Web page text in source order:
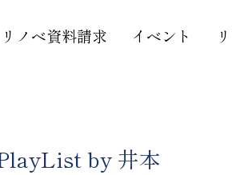
リノベ資料請求 イベント
by 井本